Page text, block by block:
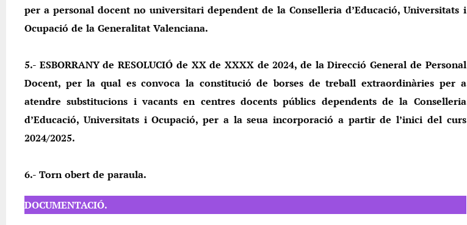
per a personal docent no universitari dependent de la Conselleria d’Educació, Universitats i
Ocupació de la Generalitat Valenciana.
5.- ESBORRANY de RESOLUCIÓ de XX de XXXX de 2024, de la Direcció General de Personal
Docent, per la qual es convoca la constitució de borses de treball extraordinàries per a
atendre substitucions i vacants en centres docents públics dependents de la Conselleria
d’Educació, Universitats i Ocupació, per a la seua incorporació a partir de l’inici del curs
2024/2025.
6.- Torn obert de paraula.
DOCUMENTACIÓ.